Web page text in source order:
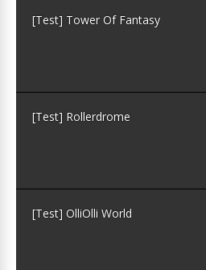
[Test] Tower Of Fantasy
[Test] Rollerdrome
[Test] OlliOlli World